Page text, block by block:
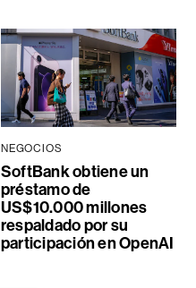
NEGOCIOS
SoftBank obtiene un
préstamo de
US$10.000 millones
respaldado por su
participación en OpenAI